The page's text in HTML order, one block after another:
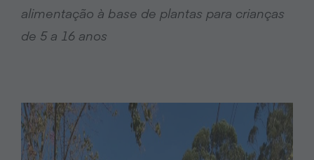
alimentação à base de plantas para crianças
de 5 a 16 anos